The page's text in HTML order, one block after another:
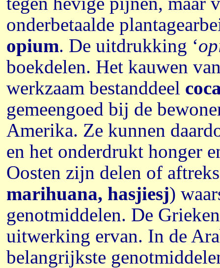
onderbetaalde
opium. De uitdrukking ‘
boekdelen. Het kauwen
werkzaam bestanddeel
gemeengoed bij de
Amerika. Ze kunnen
en het onderdrukt honger
Oosten zijn delen of
marihuana, hasjiesj)
genotmiddelen. De
uitwerking ervan. In de
belangrijkste